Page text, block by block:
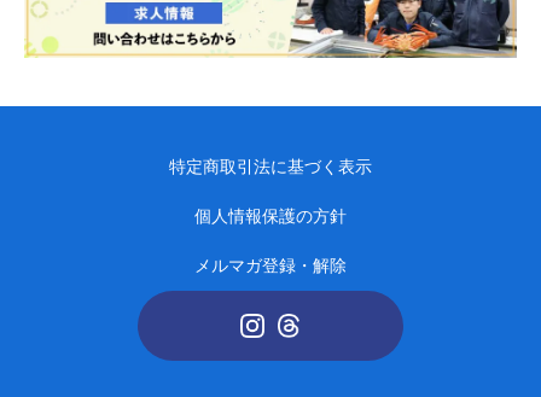
特定商取引法に基づく表示
個人情報保護の方針
メルマガ登録・解除